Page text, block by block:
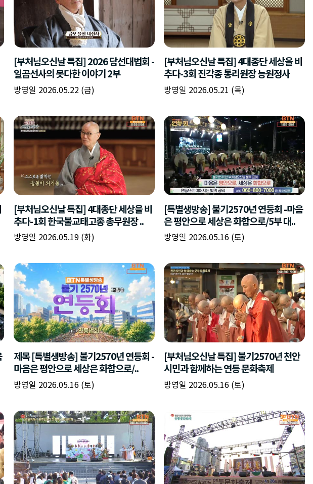
책
갈
피
입
력
이름
시간
확인
닫기
구
간
반
복
입
력
이름
시작시간
종료시간
확인
닫기
플
레
이
리
스
트
추
가
이름
주소
이미지
확인